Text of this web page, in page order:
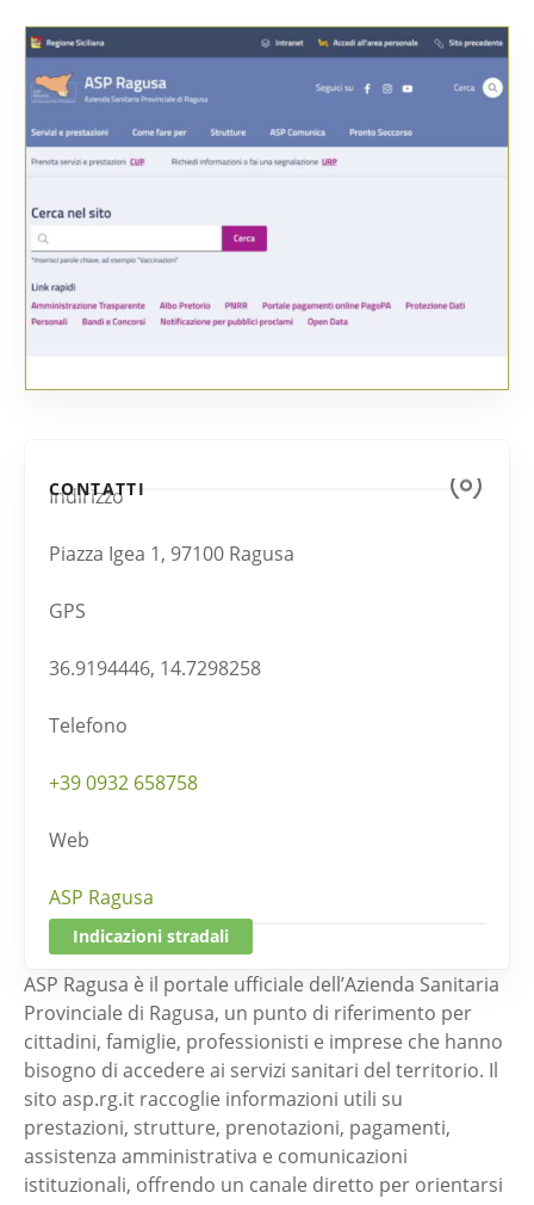
CONTATTI
Indirizzo
Piazza Igea 1, 97100 Ragusa
GPS
36.9194446, 14.7298258
Telefono
+39 0932 658758
Web
ASP Ragusa
Indicazioni stradali
ASP Ragusa è il portale ufficiale dell’Azienda Sanitaria
Provinciale di Ragusa, un punto di riferimento per
cittadini, famiglie, professionisti e imprese che hanno
bisogno di accedere ai servizi sanitari del territorio. Il
sito asp.rg.it raccoglie informazioni utili su
prestazioni, strutture, prenotazioni, pagamenti,
assistenza amministrativa e comunicazioni
istituzionali, offrendo un canale diretto per orientarsi